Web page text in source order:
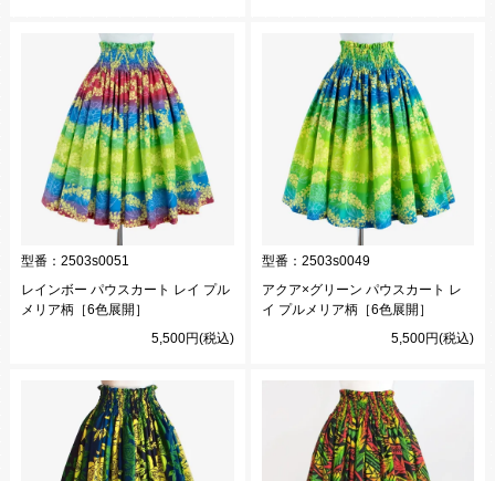
型番： 2503s0051
レインボー パウスカート レイ プル
メリア柄［6色展開］
5,500円(税込)
型番： 2503s0049
アクア×グリーン パウスカート レ
イ プルメリア柄［6色展開］
5,500円(税込)